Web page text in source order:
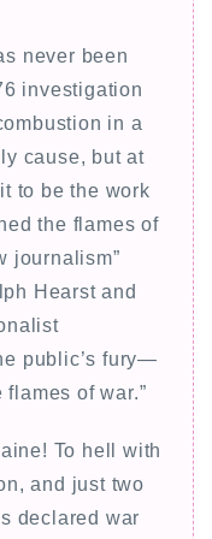
never been
investigation
in a
cause, but at
to be the work
the flames of
journalism”
Hearst and
public’s fury—
of war.”
To hell with
and just two
declared war